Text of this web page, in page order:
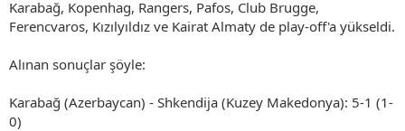
Karabağ, Kopenhag, Rangers, Pafos, Club Brugge,
Ferencvaros, Kızılyıldız ve Kairat Almaty de play-off'a yükseldi.
Alınan sonuçlar şöyle:
Karabağ (Azerbaycan) - Shkendija (Kuzey Makedonya): 5-1 (1-
0)